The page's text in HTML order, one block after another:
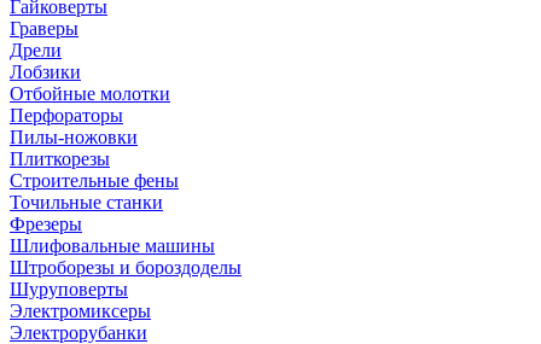
Гайковерты
Граверы
Дрели
Лобзики
Отбойные молотки
Перфораторы
Пилы-ножовки
Плиткорезы
Строительные фены
Точильные станки
Фрезеры
Шлифовальные машины
Штроборезы и бороздоделы
Шуруповерты
Электромиксеры
Электрорубанки